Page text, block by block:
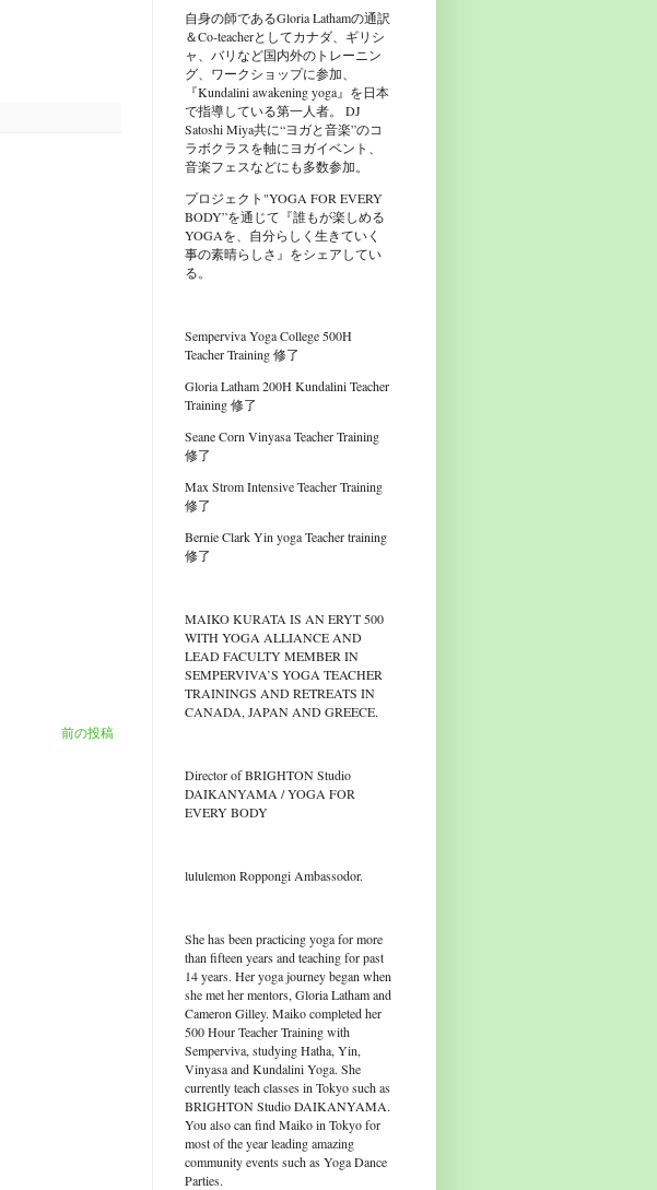
前の投稿
自身の師であるGloria Lathamの通訳
＆Co-teacherとしてカナダ、ギリシ
ャ、バリなど国内外のトレーニン
グ、ワークショップに参加、
『Kundalini awakening yoga』を日本
で指導している第一人者。 DJ
Satoshi Miya共に“ヨガと音楽”のコ
ラボクラスを軸にヨガイベント、
音楽フェスなどにも多数参加。
プロジェクト"YOGA FOR EVERY
BODY”を通じて『誰もが楽しめる
YOGAを、自分らしく生きていく
事の素晴らしさ』をシェアしてい
る。
Semperviva Yoga College 500H
Teacher Training 修了
Gloria Latham 200H Kundalini Teacher
Training 修了
Seane Corn Vinyasa Teacher Training
修了
Max Strom Intensive Teacher Training
修了
Bernie Clark Yin yoga Teacher training
修了
MAIKO KURATA IS AN ERYT 500
WITH YOGA ALLIANCE AND
LEAD FACULTY MEMBER IN
SEMPERVIVA’S YOGA TEACHER
TRAININGS AND RETREATS IN
CANADA, JAPAN AND GREECE.
Director of BRIGHTON Studio
DAIKANYAMA / YOGA FOR
EVERY BODY
lululemon Roppongi Ambassodor.
She has been practicing yoga for more
than fifteen years and teaching for past
14 years. Her yoga journey began when
she met her mentors, Gloria Latham and
Cameron Gilley. Maiko completed her
500 Hour Teacher Training with
Semperviva, studying Hatha, Yin,
Vinyasa and Kundalini Yoga. She
currently teach classes in Tokyo such as
BRIGHTON Studio DAIKANYAMA.
You also can find Maiko in Tokyo for
most of the year leading amazing
community events such as Yoga Dance
Parties.